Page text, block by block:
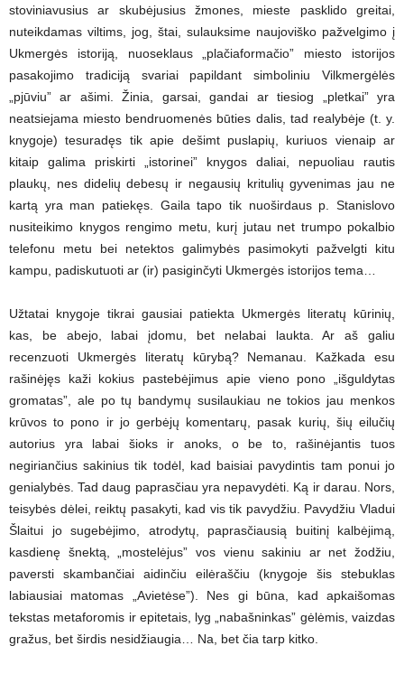
stoviniavusius ar skubėjusius žmones, mieste pasklido greitai,
nuteikdamas viltims, jog, štai, sulauksime naujoviško pažvelgimo į
Ukmergės istoriją, nuoseklaus „plačiaformačio” miesto istorijos
pasakojimo tradiciją svariai papildant simboliniu Vilkmergėlės
„pjūviu” ar ašimi. Žinia, garsai, gandai ar tiesiog „pletkai” yra
neatsiejama miesto bendruomenės būties dalis, tad realybėje (t. y.
knygoje) tesuradęs tik apie dešimt puslapių, kuriuos vienaip ar
kitaip galima priskirti „istorinei” knygos daliai, nepuoliau rautis
plaukų, nes didelių debesų ir negausių kritulių gyvenimas jau ne
kartą yra man patiekęs. Gaila tapo tik nuoširdaus p. Stanislovo
nusiteikimo knygos rengimo metu, kurį jutau net trumpo pokalbio
telefonu metu bei netektos galimybės pasimokyti pažvelgti kitu
kampu, padiskutuoti ar (ir) pasiginčyti Ukmergės istorijos tema…
Užtatai knygoje tikrai gausiai patiekta Ukmergės literatų kūrinių,
kas, be abejo, labai įdomu, bet nelabai laukta. Ar aš galiu
recenzuoti Ukmergės literatų kūrybą? Nemanau. Kažkada esu
rašinėjęs kaži kokius pastebėjimus apie vieno pono „išguldytas
gromatas”, ale po tų bandymų susilaukiau ne tokios jau menkos
krūvos to pono ir jo gerbėjų komentarų, pasak kurių, šių eilučių
autorius yra labai šioks ir anoks, o be to, rašinėjantis tuos
negiriančius sakinius tik todėl, kad baisiai pavydintis tam ponui jo
genialybės. Tad daug paprasčiau yra nepavydėti. Ką ir darau. Nors,
teisybės dėlei, reiktų pasakyti, kad vis tik pavydžiu. Pavydžiu Vladui
Šlaitui jo sugebėjimo, atrodytų, paprasčiausią buitinį kalbėjimą,
kasdienę šnektą, „mostelėjus” vos vienu sakiniu ar net žodžiu,
paversti skambančiai aidinčiu eilėraščiu (knygoje šis stebuklas
labiausiai matomas „Avietėse”). Nes gi būna, kad apkaišomas
tekstas metaforomis ir epitetais, lyg „nabašninkas” gėlėmis, vaizdas
gražus, bet širdis nesidžiaugia… Na, bet čia tarp kitko.